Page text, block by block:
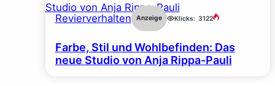
Revierverhalten Anzeige Klicks: 3122
Farbe, Stil und Wohlbefinden: Das
neue Studio von Anja Rippa-Pauli